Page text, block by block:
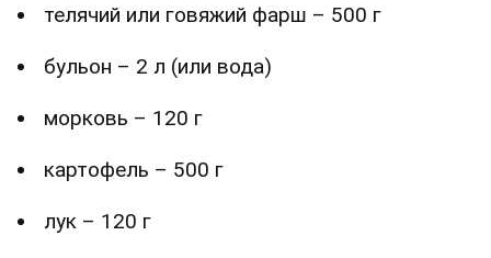
телячий или говяжий фарш – 500 г
бульон – 2 л (или вода)
морковь – 120 г
картофель – 500 г
лук – 120 г